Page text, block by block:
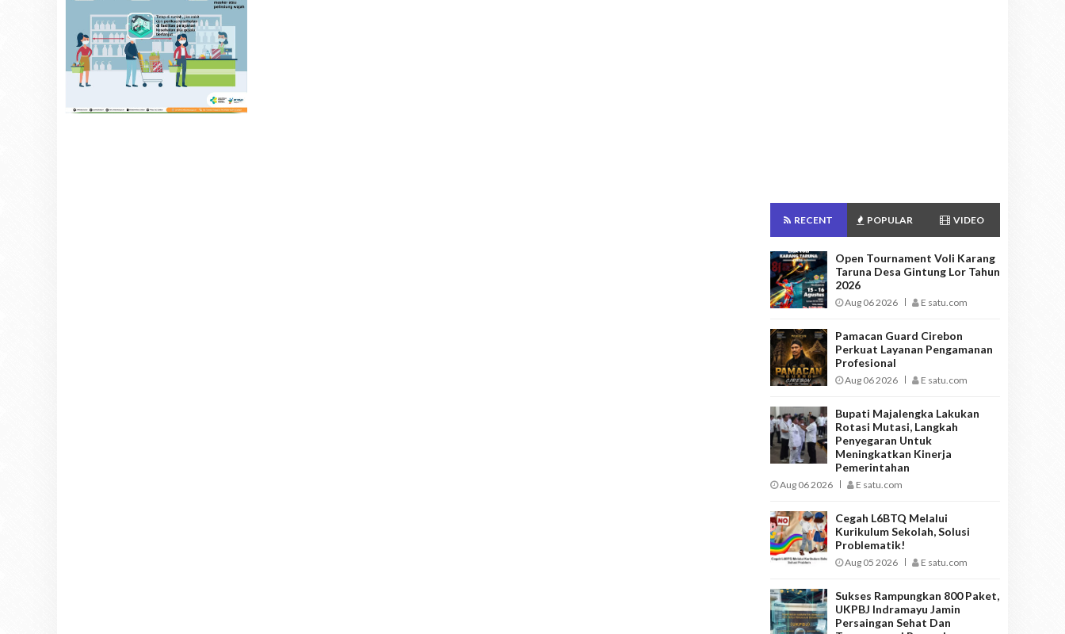
RECENT POPULAR VIDEO
Open Tournament Voli Karang
Taruna Desa Gintung Lor Tahun
2026
Aug 06 2026 E satu.com
Pamacan Guard Cirebon
Perkuat Layanan Pengamanan
Profesional
Aug 06 2026 E satu.com
Bupati Majalengka Lakukan
Rotasi Mutasi, Langkah
Penyegaran Untuk
Meningkatkan Kinerja
Pemerintahan
Aug 06 2026 E satu.com
Cegah L6BTQ Melalui
Kurikulum Sekolah, Solusi
Problematik!
Aug 05 2026 E satu.com
Sukses Rampungkan 800 Paket,
UKPBJ Indramayu Jamin
Persaingan Sehat Dan